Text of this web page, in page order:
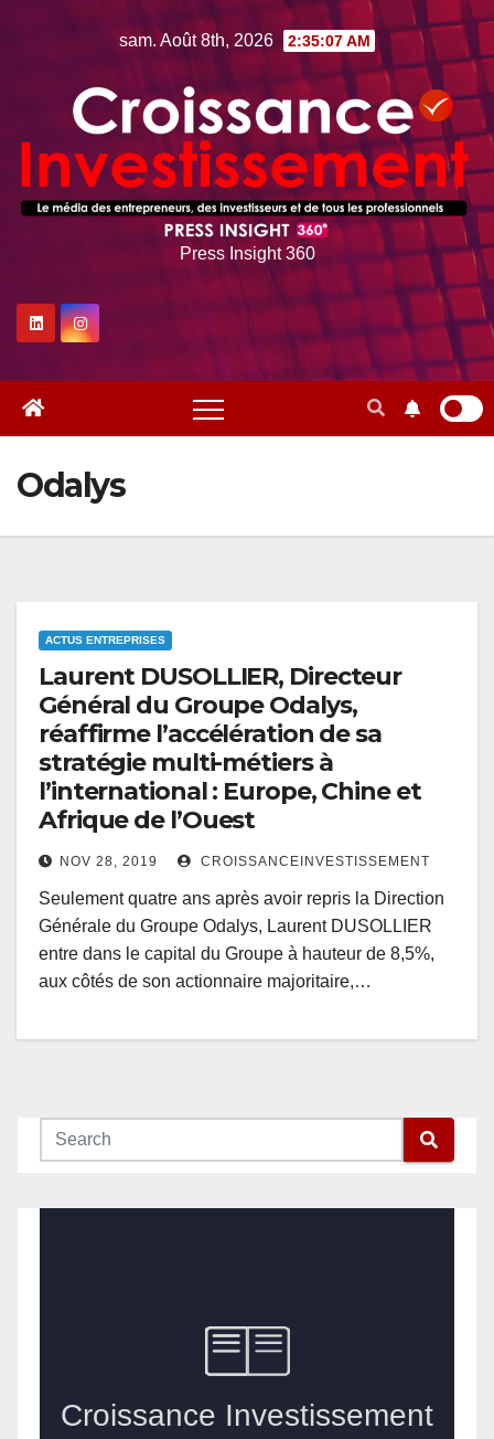
sam. Août 8th, 2026 2:35:08 AM
Press Insight 360
Odalys
ACTUS ENTREPRISES
Laurent DUSOLLIER, Directeur
Général du Groupe Odalys,
réaffirme l’accélération de sa
stratégie multi-métiers à
l’international : Europe, Chine et
Afrique de l’Ouest
NOV 28, 2019 CROISSANCEINVESTISSEMENT
Seulement quatre ans après avoir repris la Direction
Générale du Groupe Odalys, Laurent DUSOLLIER
entre dans le capital du Groupe à hauteur de 8,5%,
aux côtés de son actionnaire majoritaire,…